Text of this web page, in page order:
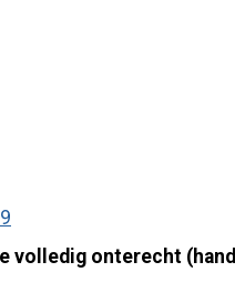
volledig onterecht